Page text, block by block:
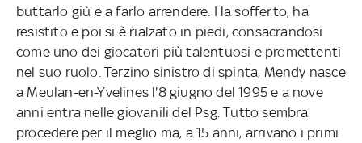
buttarlo giù e a farlo arrendere. Ha sofferto, ha
resistito e poi si è rialzato in piedi, consacrandosi
come uno dei giocatori più talentuosi e promettenti
nel suo ruolo. Terzino sinistro di spinta, Mendy nasce
a Meulan-en-Yvelines l'8 giugno del 1995 e a nove
anni entra nelle giovanili del Psg. Tutto sembra
procedere per il meglio ma, a 15 anni, arrivano i primi